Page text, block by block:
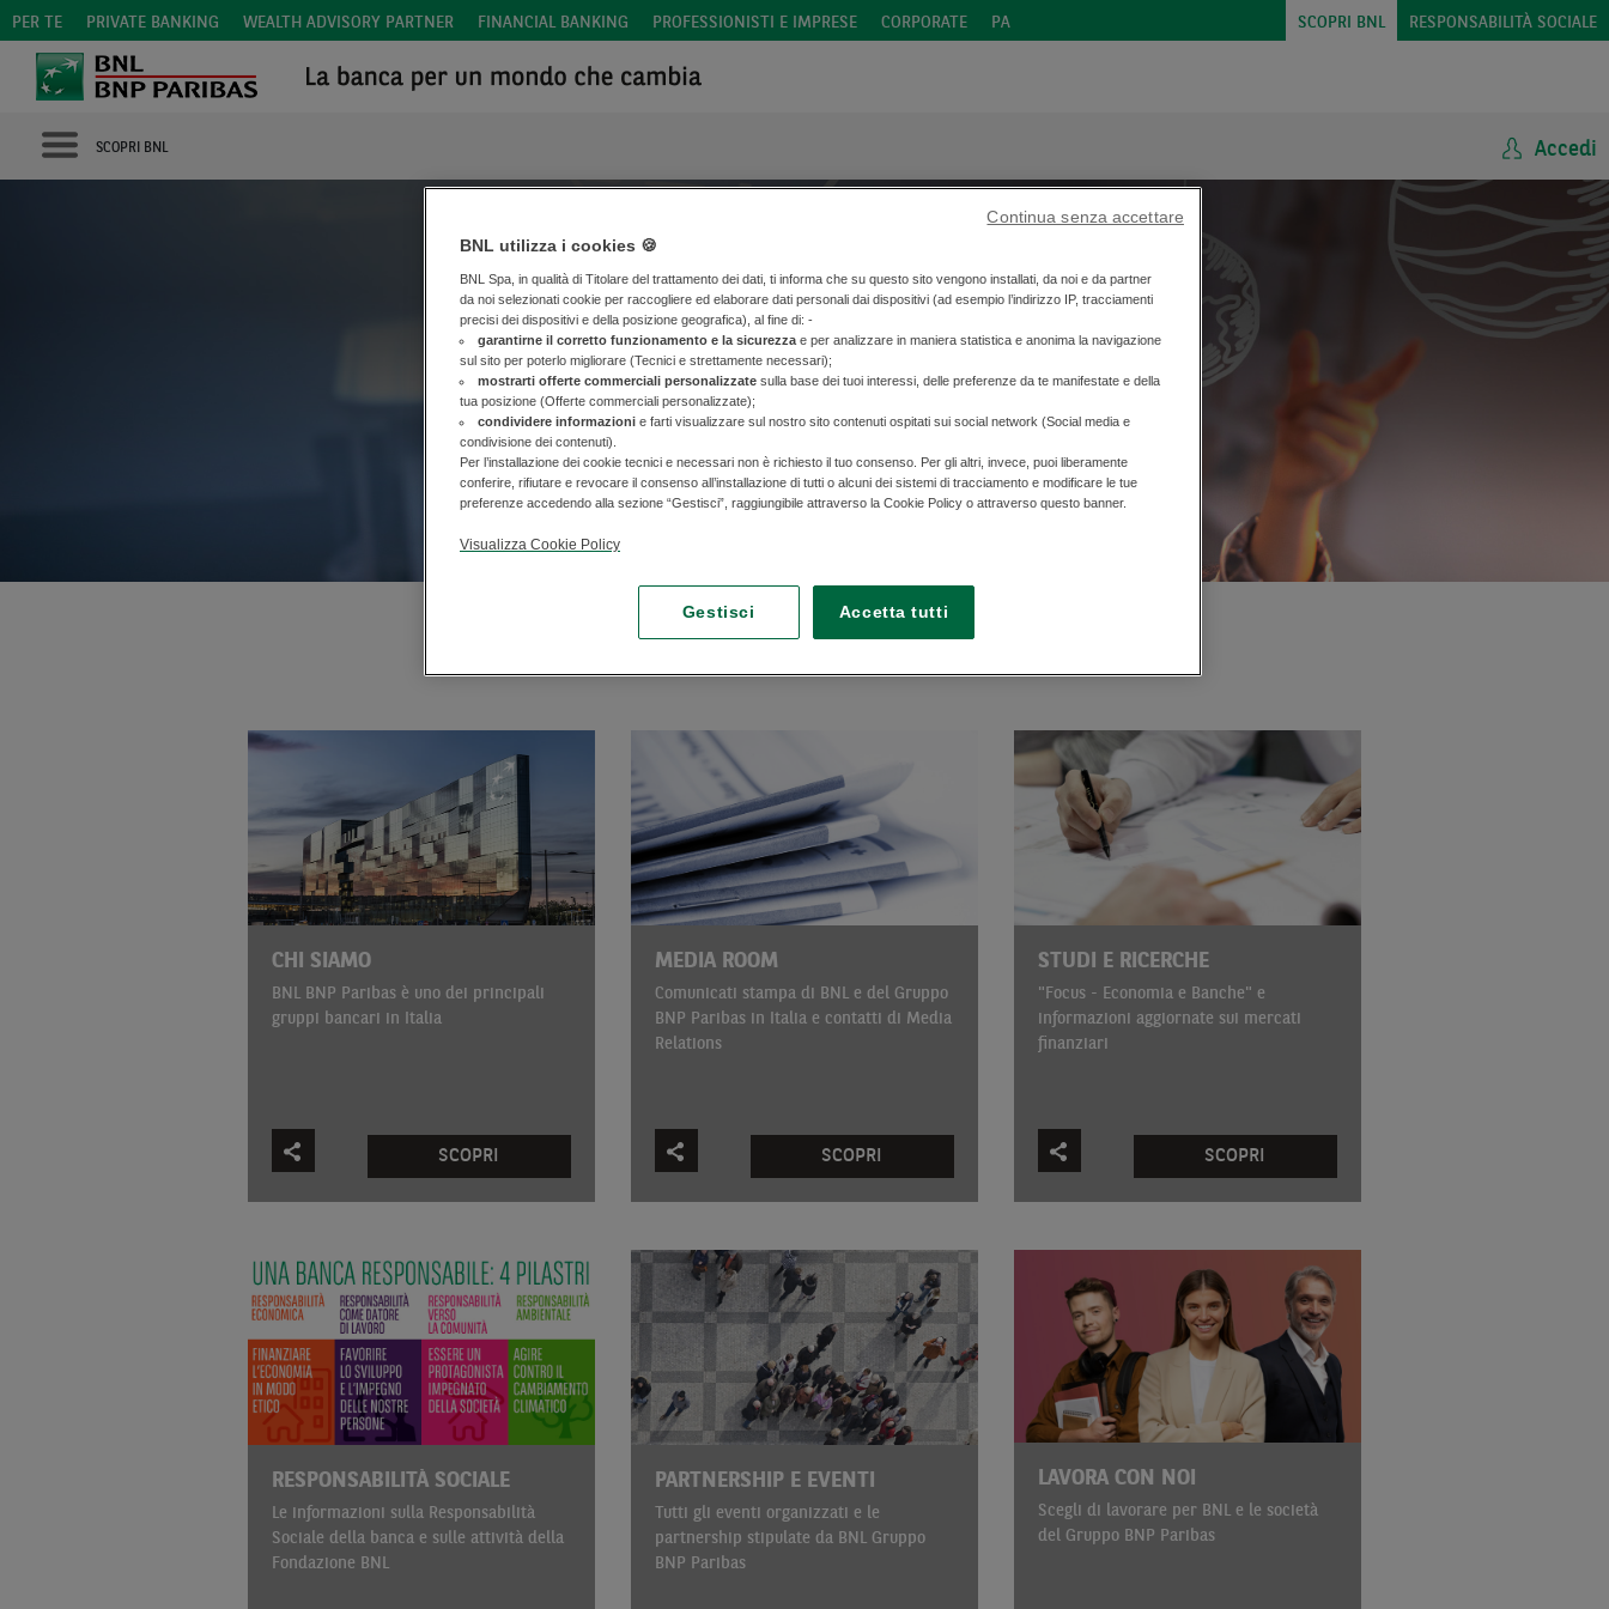
PER TE PRIVATE BANKING WEALTH ADVISORY PARTNER FINANCIAL BANKING PROFESSIONISTI E IMPRESE CORPORATE PA RESPONSABILITÀ SOCIALE
SCOPRI BNL
Accedi
SCOPRI BNL
Fondazione Telethon
Ogni passo nella ricerca è un passo nel futuro
SCOPRI DI PIÙ
CHI SIAMO
BNL BNP Paribas è uno dei principali
gruppi bancari in Italia
SCOPRI
MEDIA ROOM
Comunicati stampa di BNL e del Gruppo
BNP Paribas in Italia e contatti di Media
Relations
SCOPRI
STUDI E RICERCHE
"Focus - Economia e Banche" e
informazioni aggiornate sui mercati
finanziari
SCOPRI
RESPONSABILITÀ SOCIALE
Le informazioni sulla Responsabilità
Sociale della banca e sulle attività della
Fondazione BNL
PARTNERSHIP E EVENTI
Tutti gli eventi organizzati e le
partnership stipulate da BNL Gruppo
BNP Paribas
LAVORA CON NOI
Scegli di lavorare per BNL e le società
del Gruppo BNP Paribas
BNL utilizza i cookies 🍪
BNL Spa, in qualità di Titolare del trattamento dei dati, ti informa che su questo sito vengono installati, da noi e da partner
da noi selezionati cookie per raccogliere ed elaborare dati personali dai dispositivi (ad esempio l’indirizzo IP, tracciamenti
precisi dei dispositivi e della posizione geografica), al fine di: -
garantirne il corretto funzionamento e la sicurezza e per analizzare in maniera statistica e anonima la navigazione
sul sito per poterlo migliorare (Tecnici e strettamente necessari);
mostrarti offerte commerciali personalizzate sulla base dei tuoi interessi, delle preferenze da te manifestate e della
tua posizione (Offerte commerciali personalizzate);
condividere informazioni e farti visualizzare sul nostro sito contenuti ospitati sui social network (Social media e
condivisione dei contenuti).
Per l’installazione dei cookie tecnici e necessari non è richiesto il tuo consenso. Per gli altri, invece, puoi liberamente
conferire, rifiutare e revocare il consenso all’installazione di tutti o alcuni dei sistemi di tracciamento e modificare le tue
preferenze accedendo alla sezione “Gestisci”, raggiungibile attraverso la Cookie Policy o attraverso questo banner.
Visualizza Cookie Policy
Gestisci Accetta tutti
Continua senza accettare